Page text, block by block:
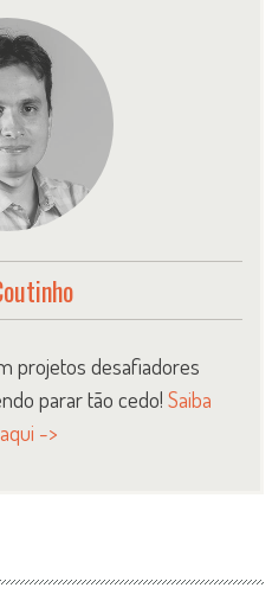
projetos desafiadores
parar tão cedo!Saiba
->